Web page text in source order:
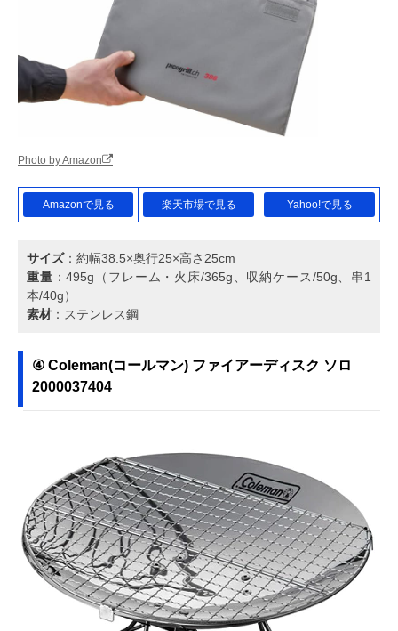
Photo by Amazon
Amazonで見る 楽天市場で見る Yahoo!で見る
サイズ：約幅38.5×奥行25×高さ25cm
重量 ：495g（フレーム・火床/365g、収納ケース/50g、串1
本/40g）
素材 ：ステンレス鋼
④ Coleman(コールマン) ファイアーディスク ソロ
2000037404